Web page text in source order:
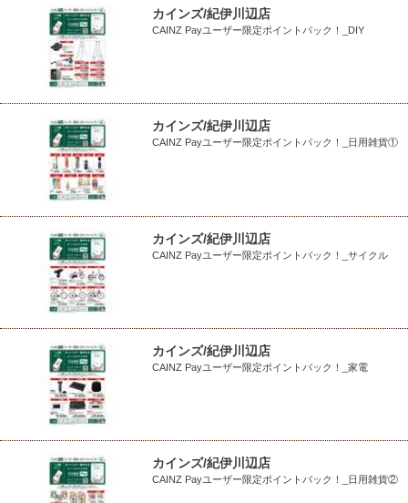
カインズ/紀伊川辺店
CAINZ Payユーザー限定ポイントバック！_DIY
カインズ/紀伊川辺店
CAINZ Payユーザー限定ポイントバック！_日用雑貨①
カインズ/紀伊川辺店
CAINZ Payユーザー限定ポイントバック！_サイクル
カインズ/紀伊川辺店
CAINZ Payユーザー限定ポイントバック！_家電
カインズ/紀伊川辺店
CAINZ Payユーザー限定ポイントバック！_日用雑貨②